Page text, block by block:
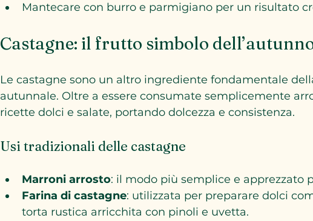
Mantecare con burro e parmigiano per un risultato
Castagne: il frutto simbolo
Le castagne sono un altro ingrediente fondamentale
autunnale. Oltre a essere consumate semplicemente
ricette dolci e salate, portando dolcezza e consistenza.
Usi tradizionali delle castagne
Marroni arrosto: il modo più semplice e apprezzato
Farina di castagne: utilizzata per preparare dolci
torta rustica arricchita con pinoli e uvetta.